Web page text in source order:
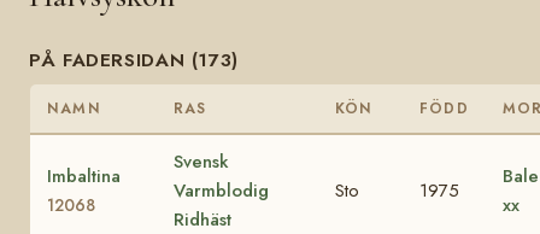
PÅ FADERSIDAN (173)
NAMN RAS KÖN FÖDD
Imbaltina
12068
Svensk
Varmblodig
Ridhäst
Sto 1975
xx